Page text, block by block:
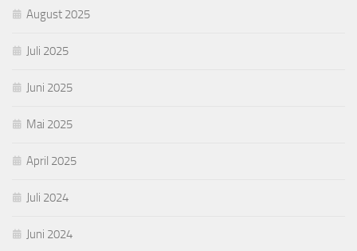
August 2025
Juli 2025
Juni 2025
Mai 2025
April 2025
Juli 2024
Juni 2024